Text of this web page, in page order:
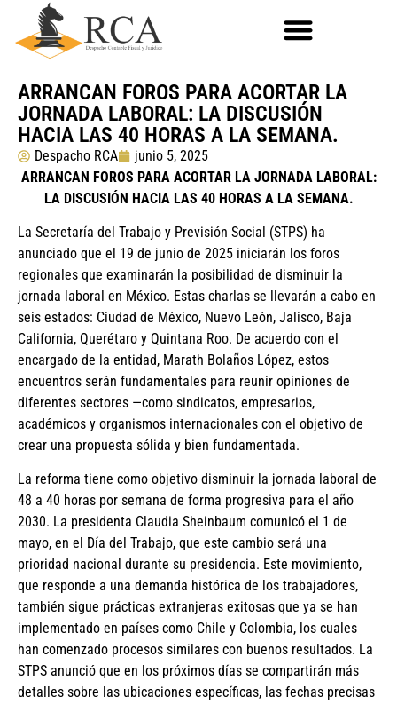
ARRANCAN FOROS PARA ACORTAR LA
JORNADA LABORAL: LA DISCUSIÓN
HACIA LAS 40 HORAS A LA SEMANA.
Despacho RCA
junio 5, 2025
ARRANCAN FOROS PARA ACORTAR LA JORNADA LABORAL:
LA DISCUSIÓN HACIA LAS 40 HORAS A LA SEMANA.
La Secretaría del Trabajo y Previsión Social (STPS) ha
anunciado que el 19 de junio de 2025 iniciarán los foros
regionales que examinarán la posibilidad de disminuir la
jornada laboral en México. Estas charlas se llevarán a cabo en
seis estados: Ciudad de México, Nuevo León, Jalisco, Baja
California, Querétaro y Quintana Roo. De acuerdo con el
encargado de la entidad, Marath Bolaños López, estos
encuentros serán fundamentales para reunir opiniones de
diferentes sectores —como sindicatos, empresarios,
académicos y organismos internacionales con el objetivo de
crear una propuesta sólida y bien fundamentada.
La reforma tiene como objetivo disminuir la jornada laboral de
48 a 40 horas por semana de forma progresiva para el año
2030. La presidenta Claudia Sheinbaum comunicó el 1 de
mayo, en el Día del Trabajo, que este cambio será una
prioridad nacional durante su presidencia. Este movimiento,
que responde a una demanda histórica de los trabajadores,
también sigue prácticas extranjeras exitosas que ya se han
implementado en países como Chile y Colombia, los cuales
han comenzado procesos similares con buenos resultados. La
STPS anunció que en los próximos días se compartirán más
detalles sobre las ubicaciones específicas, las fechas precisas